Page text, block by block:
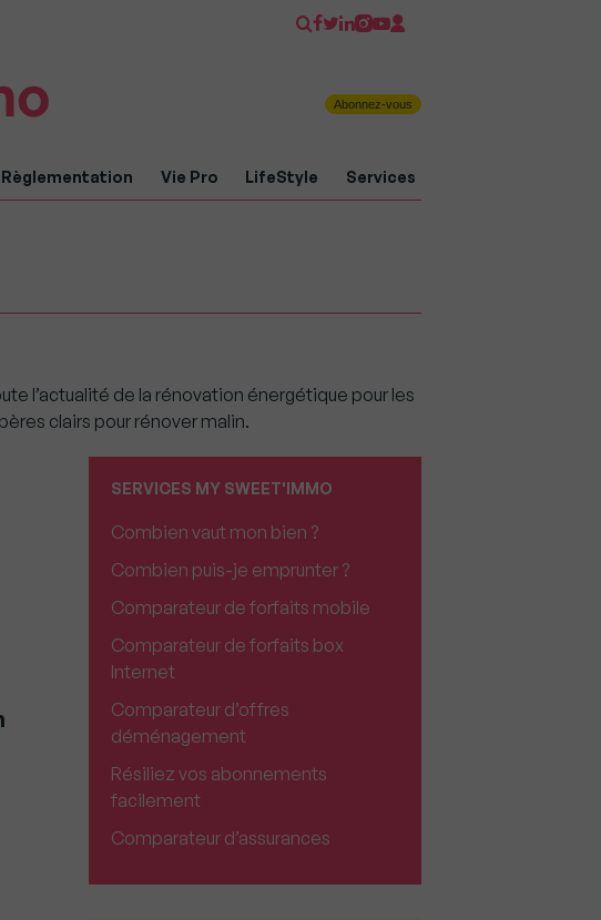
Abonnez-vous
Règlementation Vie Pro LifeStyle Services
l’actualité de la rénovation énergétique pour les
clairs pour rénover malin.
SERVICES MY SWEET'IMMO
Combien vaut mon bien ?
Combien puis-je emprunter ?
Comparateur de forfaits mobile
Comparateur de forfaits box
Internet
Comparateur d’offres
déménagement
Résiliez vos abonnements
facilement
Comparateur d’assurances